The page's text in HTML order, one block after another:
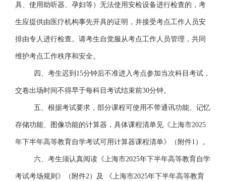
具、使用助听器、孕妇等）无法使用安检设备进行检查的，考
生应提供由医疗机构事先开具的证明，并接受考点工作人员安
排由专人进行检查。请考生 自觉服从考点工作人员管理， 共同
维护考点工作秩序和安全。
四、考生迟到 15分钟后不准进入考点参加当次科目考试，
交卷出场时间不得早于每科目考试结束前30分钟。
五、根据考试要求，部分课程可使用不带通讯功能、记忆
存储功能、图像功能的计算器，具体课程清单见《上海市2025
年下半年高等教育自学考试可用计算器课程清单》（附件1）。
六、考生须认真阅读《上海市2025年下半年高等教育自学
考试考场规则》（附件2）及 《上海市2025年下半年高等教育